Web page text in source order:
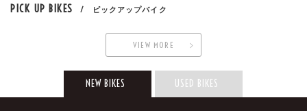
PICK UP BIKES / ピックアップバイク
VIEW MORE
NEW BIKES USED BIKES